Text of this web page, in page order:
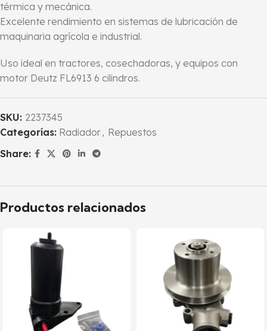
térmica y mecánica.
Excelente rendimiento en sistemas de lubricación de
maquinaria agrícola e industrial.
Uso ideal en tractores, cosechadoras, y equipos con
motor Deutz FL6913 6 cilindros.
SKU: 2237345
Categorías: Radiador, Repuestos
Share:
Productos relacionados